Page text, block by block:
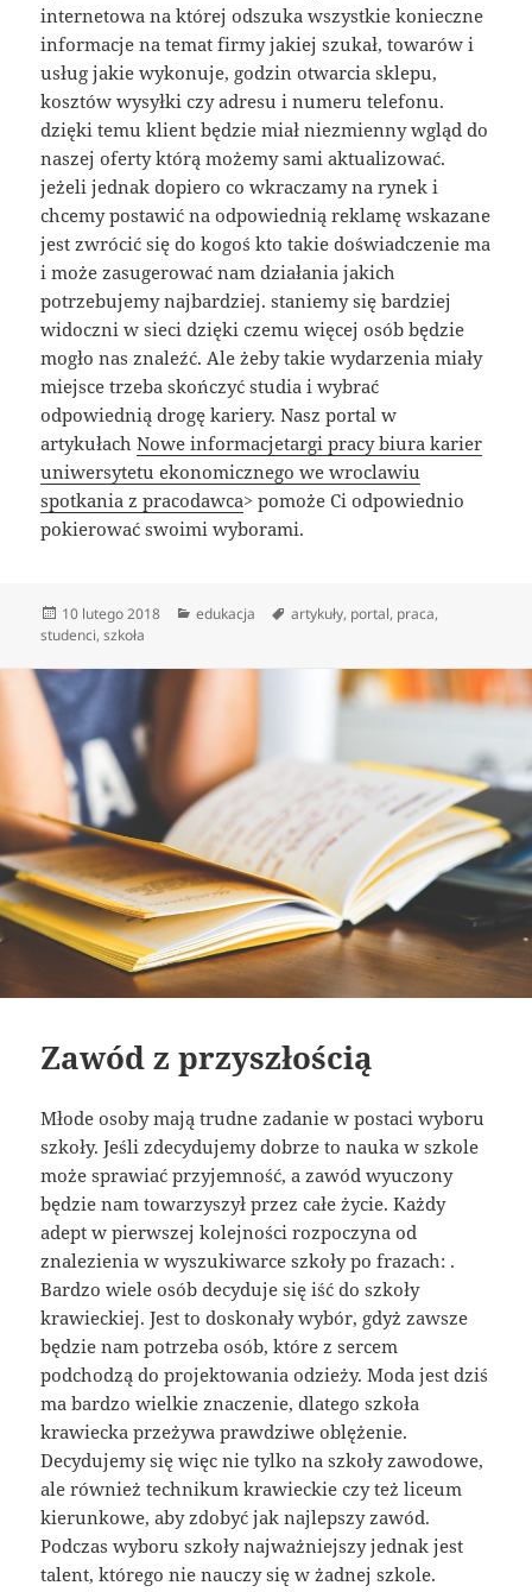
internetowa na której odszuka wszystkie konieczne
informacje na temat firmy jakiej szukał, towarów i
usług jakie wykonuje, godzin otwarcia sklepu,
kosztów wysyłki czy adresu i numeru telefonu.
dzięki temu klient będzie miał niezmienny wgląd do
naszej oferty którą możemy sami aktualizować.
jeżeli jednak dopiero co wkraczamy na rynek i
chcemy postawić na odpowiednią reklamę wskazane
jest zwrócić się do kogoś kto takie doświadczenie ma
i może zasugerować nam działania jakich
potrzebujemy najbardziej. staniemy się bardziej
widoczni w sieci dzięki czemu więcej osób będzie
mogło nas znaleźć. Ale żeby takie wydarzenia miały
miejsce trzeba skończyć studia i wybrać
odpowiednią drogę kariery. Nasz portal w
artykułachNowe informacjetargi pracy biura karier
uniwersytetu ekonomicznego we wroclawiu
spotkania z pracodawca> pomoże Ci odpowiednio
pokierować swoimi wyborami.
Data
publikacji
10 lutego 2018 Kategorie
edukacja Tagi
artykuły, portal, praca,
studenci,szkoła
Zawód z przyszłością
Młode osoby mają trudne zadanie w postaci wyboru
szkoły. Jeśli zdecydujemy dobrze to nauka w szkole
może sprawiać przyjemność, a zawód wyuczony
będzie nam towarzyszył przez całe życie. Każdy
adept w pierwszej kolejności rozpoczyna od
znalezienia w wyszukiwarce szkoły po frazach: .
Bardzo wiele osób decyduje się iść do szkoły
krawieckiej. Jest to doskonały wybór, gdyż zawsze
będzie nam potrzeba osób, które z sercem
podchodzą do projektowania odzieży. Moda jest dziś
ma bardzo wielkie znaczenie, dlatego szkoła
krawiecka przeżywa prawdziwe oblężenie.
Decydujemy się więc nie tylko na szkoły zawodowe,
ale również technikum krawieckie czy też liceum
kierunkowe, aby zdobyć jak najlepszy zawód.
Podczas wyboru szkoły najważniejszy jednak jest
talent, którego nie nauczy się w żadnej szkole.